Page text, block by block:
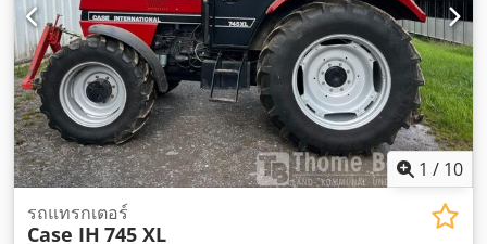
1 / 10
รถแทรกเตอร์
Case IH 745 XL